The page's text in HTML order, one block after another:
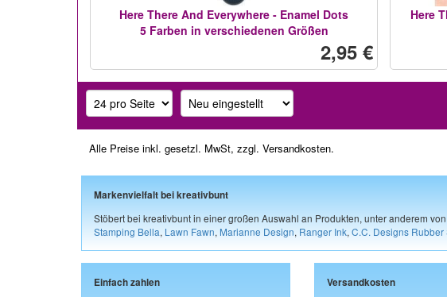
Here There And Everywhere - Enamel Dots
5 Farben in verschiedenen Größen
2,95 €
Here
Alle Preise inkl. gesetzl. MwSt, zzgl. Versandkosten.
Markenvielfalt bei kreativbunt
Stöbert bei kreativbunt in einer großen Auswahl an Produkten, unter anderem von
Stamping Bella, Lawn Fawn, Marianne Design, Ranger Ink, C.C. Designs Rubber
Einfach zahlen
Versandkosten